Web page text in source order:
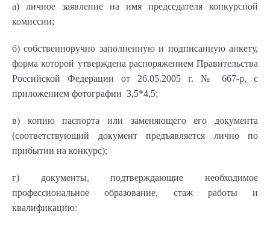
а) личное заявление на имя председателя конкурсной
комиссии;
б) собственноручно заполненную и подписанную анкету,
форма которой утверждена распоряжением Правительства
Российской Федерации от 26.05.2005 г. № 667-р, с
приложением фотографии 3,5*4,5;
в) копию паспорта или заменяющего его документа
(соответствующий документ предъявляется лично по
прибытии на конкурс);
г) документы, подтверждающие необходимое
профессиональное образование, стаж работы и
квалификацию: